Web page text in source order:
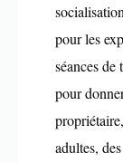
pour les
séances de
pour
adultes,